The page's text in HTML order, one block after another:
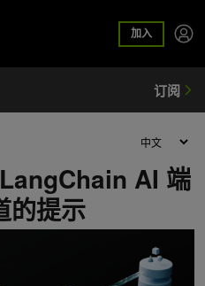
加入
AI 端
的提示